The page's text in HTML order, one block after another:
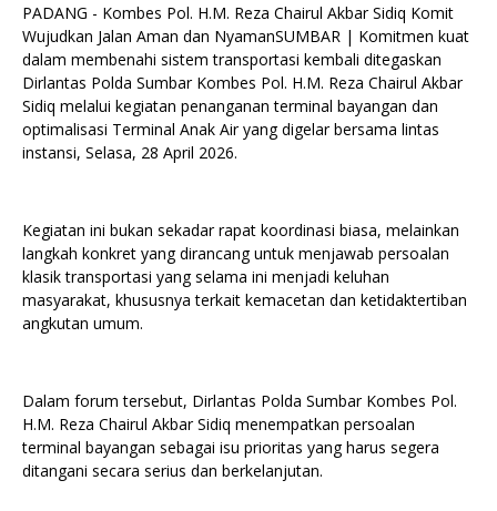
PADANG - Kombes Pol. H.M. Reza Chairul Akbar Sidiq Komit
Wujudkan Jalan Aman dan NyamanSUMBAR | Komitmen kuat
dalam membenahi sistem transportasi kembali ditegaskan
Dirlantas Polda Sumbar Kombes Pol. H.M. Reza Chairul Akbar
Sidiq melalui kegiatan penanganan terminal bayangan dan
optimalisasi Terminal Anak Air yang digelar bersama lintas
instansi, Selasa, 28 April 2026.
Kegiatan ini bukan sekadar rapat koordinasi biasa, melainkan
langkah konkret yang dirancang untuk menjawab persoalan
klasik transportasi yang selama ini menjadi keluhan
masyarakat, khususnya terkait kemacetan dan ketidaktertiban
angkutan umum.
Dalam forum tersebut, Dirlantas Polda Sumbar Kombes Pol.
H.M. Reza Chairul Akbar Sidiq menempatkan persoalan
terminal bayangan sebagai isu prioritas yang harus segera
ditangani secara serius dan berkelanjutan.